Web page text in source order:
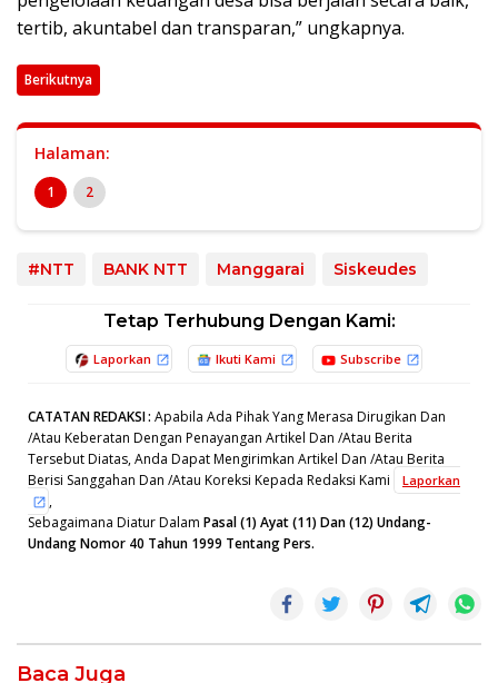
tertib, akuntabel dan transparan,” ungkapnya.
Berikutnya
Halaman:
1 2
#NTT BANK NTT Manggarai Siskeudes
Tetap Terhubung Dengan Kami:
Laporkan Ikuti Kami Subscribe
CATATAN REDAKSI: Apabila Ada Pihak Yang Merasa Dirugikan Dan
/Atau Keberatan Dengan Penayangan Artikel Dan /Atau Berita
Tersebut Diatas, Anda Dapat Mengirimkan Artikel Dan /Atau Berita
Berisi Sanggahan Dan /Atau Koreksi Kepada Redaksi Kami
Laporkan
,
Sebagaimana Diatur Dalam Pasal (1) Ayat (11) Dan (12) Undang-
Undang Nomor 40 Tahun 1999 Tentang Pers.
Baca Juga